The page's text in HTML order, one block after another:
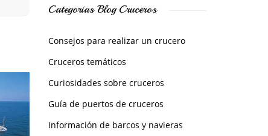
Categorías Blog Cruceros
Consejos para realizar un crucero
Cruceros temáticos
Curiosidades sobre cruceros
Guía de puertos de cruceros
Información de barcos y navieras